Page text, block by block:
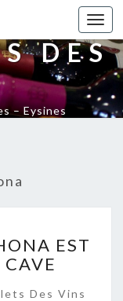
DES
– Eysines
EST
Des Vins